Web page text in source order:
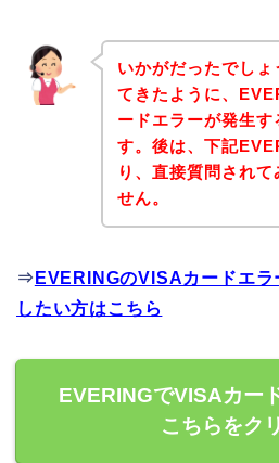
いかがだったでし
てきたように、
ードエラーが発生す
す。後は、下記
り、直接質問され
せん。
⇒ EVERINGのVISAカードエ
したい方はこちら
EVERINGでVISAカー
こちらをク